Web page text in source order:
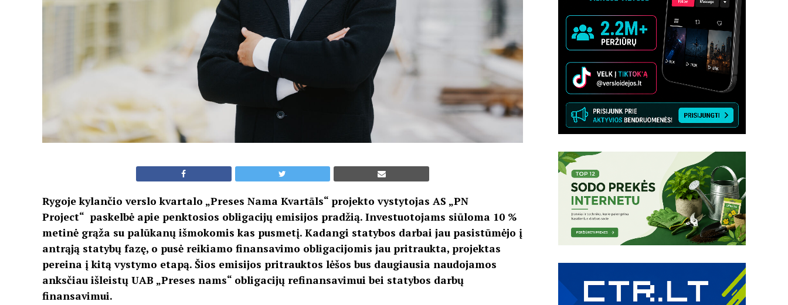
Rygoje kylančio verslo kvartalo „Preses Nama Kvartāls“ projekto vystytojas AS „PN
Project“ paskelbė apie penktosios obligacijų emisijos pradžią. Investuotojams siūloma 10 %
metinė grąža su palūkanų išmokomis kas pusmetį. Kadangi statybos darbai jau pasistūmėjo į
antrąją statybų fazę, o pusė reikiamo finansavimo obligacijomis jau pritraukta, projektas
pereina į kitą vystymo etapą. Šios emisijos pritrauktos lėšos bus daugiausia naudojamos
anksčiau išleistų UAB „Preses nams“ obligacijų refinansavimui bei statybos darbų
finansavimui.